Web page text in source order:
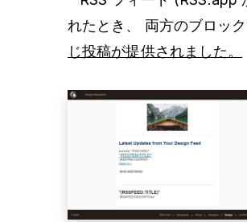
れたとき、 両方のブロッ
じ投稿が提供されました。